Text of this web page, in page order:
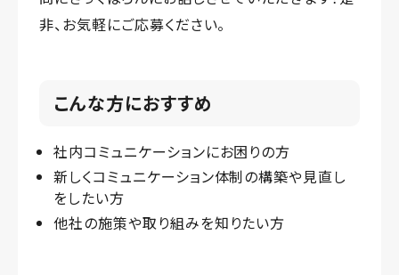
非、お気軽にご応募ください。
こんな方におすすめ
社内コミュニケーションにお困りの方
新しくコミュニケーション体制の構築や見直し
をしたい方
他社の施策や取り組みを知りたい方